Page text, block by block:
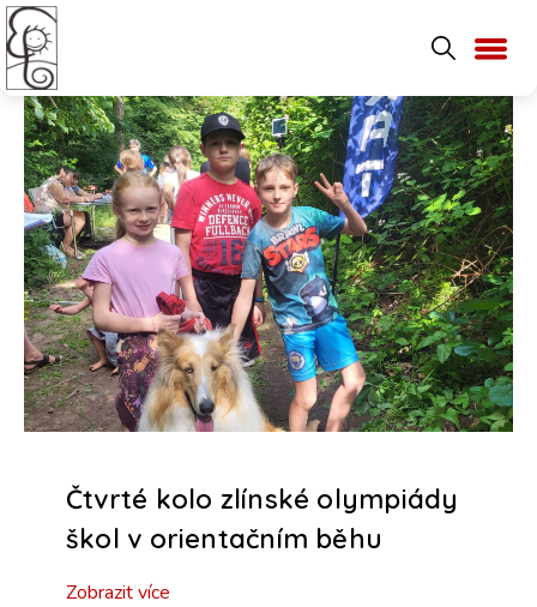
Čtvrté kolo zlínské olympiády
škol v orientačním běhu
Zobrazit více